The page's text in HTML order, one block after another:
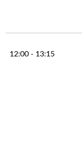
12:00 - 13:15